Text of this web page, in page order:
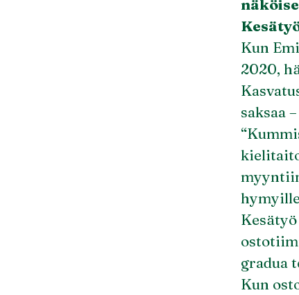
Kun
2020,
saksaa
gradua
Kun